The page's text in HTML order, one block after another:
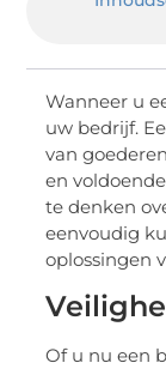
Wanneer u
uw bedrijf.
van
en
te denken
eenvoudig
oplossingen
Of u nu een